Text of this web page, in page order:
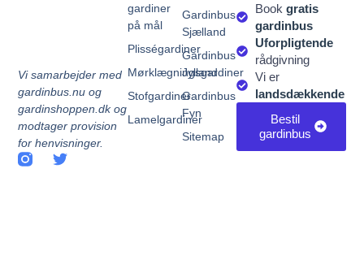
Vi samarbejder med
gardinbus.nu og
gardinshoppen.dk og
modtager provision
for henvisninger.
Gardinbus
Sjælland
Gardinbus
Jylland
Gardinbus
Fyn
Sitemap
gardiner
på mål
Plisségardiner
Mørklægningsgardiner
Stofgardiner
Lamelgardiner
Book gratis
gardinbus
Uforpligtende
rådgivning
Vi er
landsdækkende
Bestil
gardinbus